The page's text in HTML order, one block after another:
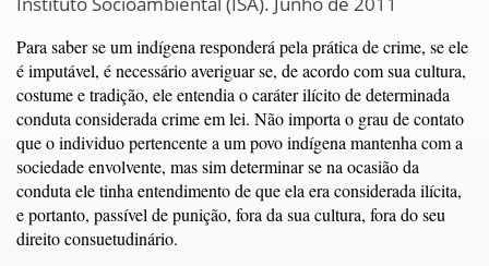
Para saber se um indígena responderá pela prática de crime, se ele
é imputável, é necessário averiguar se, de acordo com sua cultura,
costume e tradição, ele entendia o caráter ilícito de determinada
conduta considerada crime em lei. Não importa o grau de contato
que o individuo pertencente a um povo indígena mantenha com a
sociedade envolvente, mas sim determinar se na ocasião da
conduta ele tinha entendimento de que ela era considerada ilícita,
e portanto, passível de punição, fora da sua cultura, fora do seu
direito consuetudinário.